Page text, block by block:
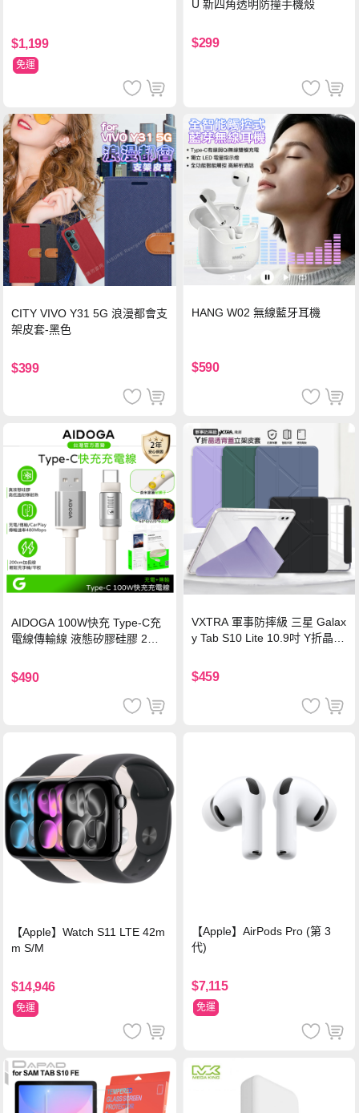
$1,199
免運
U 新四角透明防撞手機殼
$299
CITY VIVO Y31 5G 浪漫都會支
架皮套-黑色
$399
HANG W02 無線藍牙耳機
$590
AIDOGA 100W快充 Type-C充
電線傳輸線 液態矽膠硅膠 2M
$490
VXTRA 軍事防摔級 三星 Galax
y Tab S10 Lite 10.9吋 Y折晶透
$459
【Apple】Watch S11 LTE 42m
m S/M
$14,946
免運
【Apple】AirPods Pro (第 3
代)
$7,115
免運